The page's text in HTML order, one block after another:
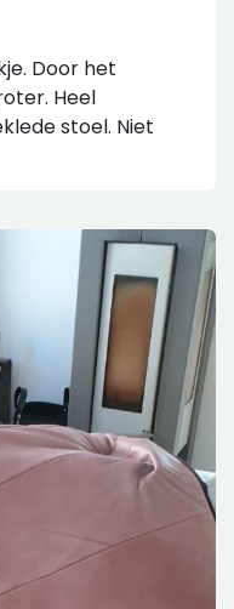
Door het
Heel
stoel. Niet